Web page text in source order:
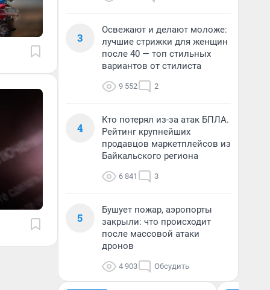
3
Освежают и делают моложе:
лучшие стрижки для женщин
после 40 — топ стильных
вариантов от стилиста
9 552 2
4
Кто потерял из-за атак БПЛА.
Рейтинг крупнейших
продавцов маркетплейсов из
Байкальского региона
6 841 3
5
Бушует пожар, аэропорты
закрыли: что происходит
после массовой атаки
дронов
4 903 Обсудить